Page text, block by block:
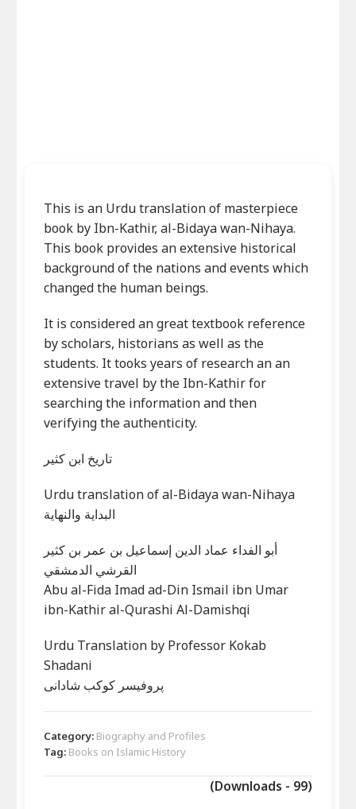
This is an Urdu translation of masterpiece
book by Ibn-Kathir, al-Bidaya wan-Nihaya.
This book provides an extensive historical
background of the nations and events which
changed the human beings.
It is considered an great textbook reference
by scholars, historians as well as the
students. It tooks years of research an an
extensive travel by the Ibn-Kathir for
searching the information and then
verifying the authenticity.
تاریخ ابن كثير
Urdu translation of al-Bidaya wan-Nihaya
البداية والنهاية
أبو الفداء عماد الدين إسماعيل بن عمر بن كثير
القرشي الدمشقي
Abu al-Fida Imad ad-Din Ismail ibn Umar
ibn-Kathir al-Qurashi Al-Damishqi
Urdu Translation by Professor Kokab
Shadani
پروفیسر کوکب شادانی
Category: Biography and Profiles
Tag: Books on Islamic History
(Downloads - 99)